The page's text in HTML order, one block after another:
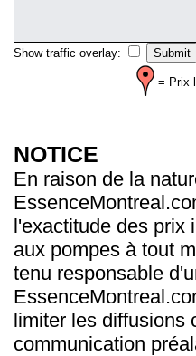
Show traffic overlay:
= Prix
NOTICE
En raison de la
l'exactitude des prix
aux pompes à tout
tenu responsable
limiter les diffusions
communication